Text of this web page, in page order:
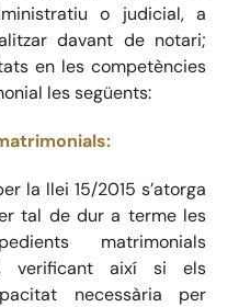
o judicial, a
davant denotari;
en les competències
les següents:
s:
la llei 15/2015 s’atorga
tal de dur a terme les
matrimonials
verificant així si els
necessària per